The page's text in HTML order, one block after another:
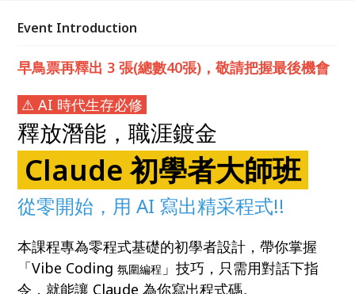
Event Introduction
早鳥票再釋出 3 張(總數40張)，敬請把握最後機會
⚠ AI 時代生存必修
釋放潛能，職涯鍍金
Claude 初學者大師班
從零開始，用 AI 寫出精采程式!!
本課程專為零程式基礎的初學者設計，帶你掌握
「Vibe Coding氛圍編程 」技巧，只需用對話下指
令，就能讓 Claude 為你寫出程式碼。